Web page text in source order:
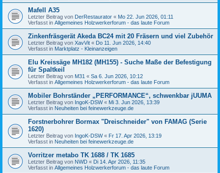
Mafell A35
Letzter Beitrag von DerRestaurator « Mo 22. Jun 2026, 01:11
Verfasst in Allgemeines Holzwerkerforum - das laute Forum
Zinkenfräsgerät Akeda BC24 mit 20 Fräsern und viel Zubehör
Letzter Beitrag von XavVit « Do 11. Jun 2026, 14:40
Verfasst in Marktplatz - Kleinanzeigen
Elu Kreissäge MH182 (MH155) - Suche Maße der Befestigung
für Spaltkeil
Letzter Beitrag von M31 « Sa 6. Jun 2026, 10:12
Verfasst in Allgemeines Holzwerkerforum - das laute Forum
Mobiler Bohrständer „PERFORMANCE“, schwenkbar jUUMA
Letzter Beitrag von IngoK-DSW« Mi 3. Jun 2026, 13:39
Verfasst in Neuheiten bei feinewerkzeuge.de
Forstnerbohrer Bormax "Dreischneider" von FAMAG (Serie
1620)
Letzter Beitrag von IngoK-DSW« Fr 17. Apr 2026, 13:19
Verfasst in Neuheiten bei feinewerkzeuge.de
Vorritzer metabo TK 1688 / TK 1685
Letzter Beitrag von NWD « Di 14. Apr 2026, 11:35
Verfasst in Allgemeines Holzwerkerforum - das laute Forum